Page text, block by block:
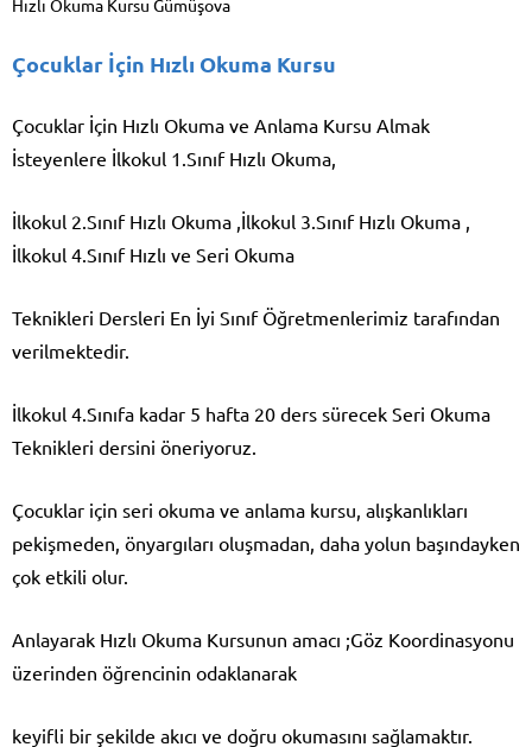
Hızlı Okuma Kursu Gümüşova
Çocuklar İçin Hızlı Okuma Kursu
Çocuklar İçin Hızlı Okuma ve Anlama Kursu Almak
İsteyenlere İlkokul 1.Sınıf Hızlı Okuma,
İlkokul 2.Sınıf Hızlı Okuma ,İlkokul 3.Sınıf Hızlı Okuma ,
İlkokul 4.Sınıf Hızlı ve Seri Okuma
Teknikleri Dersleri En İyi Sınıf Öğretmenlerimiz tarafından
verilmektedir.
İlkokul 4.Sınıfa kadar 5 hafta 20 ders sürecek Seri Okuma
Teknikleri dersini öneriyoruz.
Çocuklar için seri okuma ve anlama kursu, alışkanlıkları
pekişmeden, önyargıları oluşmadan, daha yolun başındayken
çok etkili olur.
Anlayarak Hızlı Okuma Kursunun amacı ;Göz Koordinasyonu
üzerinden öğrencinin odaklanarak
keyifli bir şekilde akıcı ve doğru okumasını sağlamaktır.